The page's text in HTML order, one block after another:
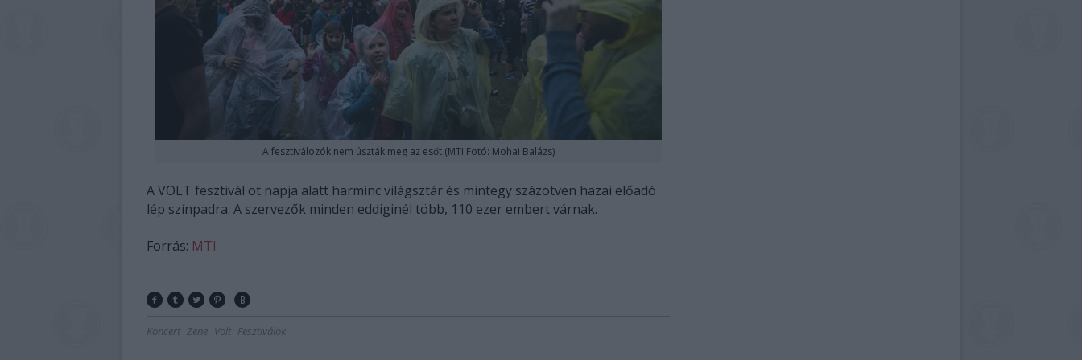
A fesztiválozók nem úszták meg az esőt (MTI Fotó: Mohai Balázs)
A VOLT fesztivál öt napja alatt harminc világsztár és mintegy százötven hazai előadó
lép színpadra. A szervezők minden eddiginél több, 110 ezer embert várnak.
Forrás: MTI
Koncert Zene Volt Fesztiválok